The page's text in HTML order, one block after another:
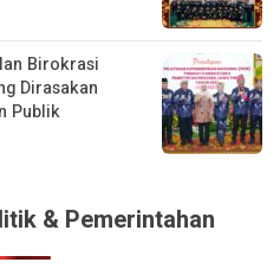
Birokrasi
Dirasakan
Publik
& Pemerintahan